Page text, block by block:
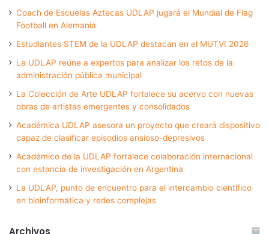
Coach de Escuelas Aztecas UDLAP jugará el Mundial de Flag
Football en Alemania
Estudiantes STEM de la UDLAP destacan en el MUTVI 2026
La UDLAP reúne a expertos para analizar los retos de la
administración pública municipal
La Colección de Arte UDLAP fortalece su acervo con nuevas
obras de artistas emergentes y consolidados
Académica UDLAP asesora un proyecto que creará dispositivo
capaz de clasificar episodios ansioso-depresivos
Académico de la UDLAP fortalece colaboración internacional
con estancia de investigación en Argentina
La UDLAP, punto de encuentro para el intercambio científico
en bioinformática y redes complejas
Archivos